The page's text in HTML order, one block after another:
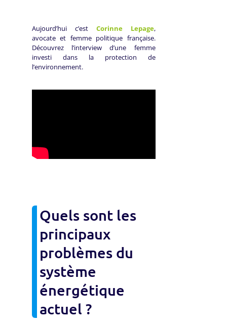
Aujourd’hui c’est Corinne Lepage,
avocate et femme politique française.
Découvrez l’interview d’une femme
investi dans la protection de
l’environnement.
Quels sont les
principaux
problèmes du
système
énergétique
actuel ?